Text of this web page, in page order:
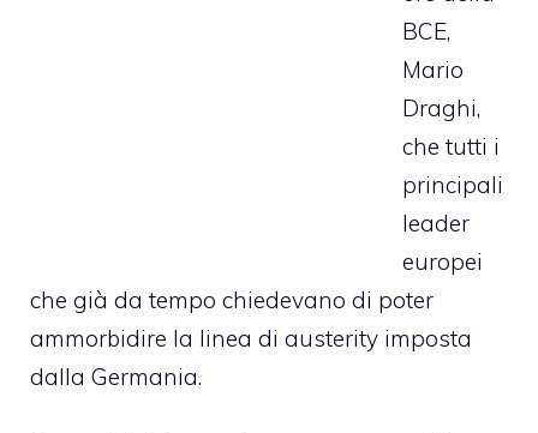
BCE,
Mario
Draghi,
che tutti i
principali
leader
europei
che già da tempo chiedevano di poter
ammorbidire la linea di austerity imposta
dalla Germania.